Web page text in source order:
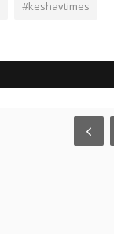
#keshavtimes